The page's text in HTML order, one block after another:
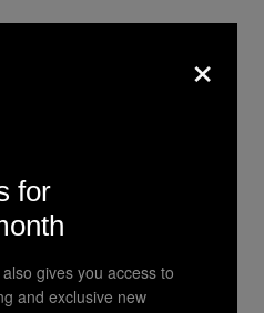
×
for
gives you access to
and exclusive new